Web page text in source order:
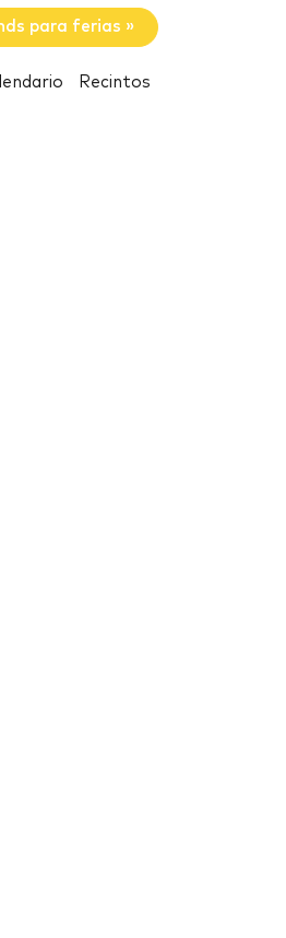
para ferias »
Recintos